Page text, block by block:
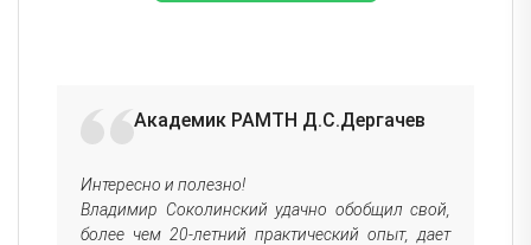
Академик РАМТН Д.С.Дергачев
Интересно и полезно!
Владимир Соколинский удачно обобщил свой,
более чем 20-летний практический опыт, дает